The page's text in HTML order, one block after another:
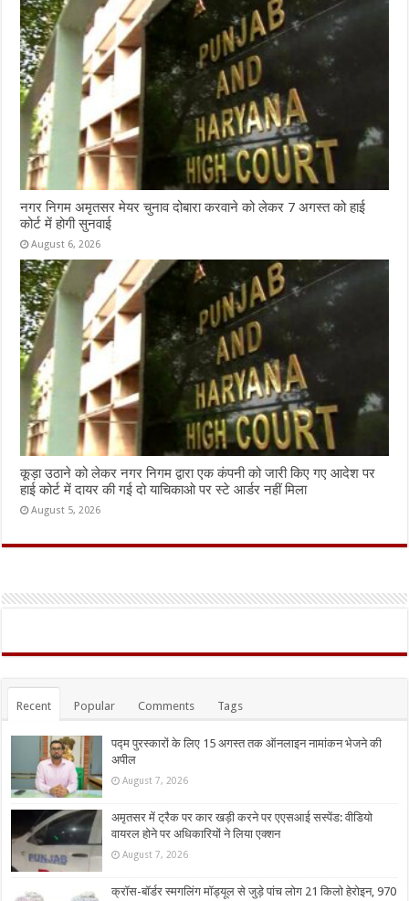
नगर निगम अमृतसर मेयर चुनाव दोबारा करवाने को लेकर 7 अगस्त को हाई
कोर्ट में होगी सुनवाई
August 6, 2026
कूड़ा उठाने को लेकर नगर निगम द्वारा एक कंपनी को जारी किए गए आदेश पर
हाई कोर्ट में दायर की गई दो याचिकाओ पर स्टे आर्डर नहीं मिला
August 5, 2026
Recent Popular Comments Tags
पद्म पुरस्कारों के लिए 15 अगस्त तक ऑनलाइन नामांकन भेजने की
अपील
August 7, 2026
अमृतसर में ट्रैक पर कार खड़ी करने पर एएसआई सस्पेंड: वीडियो
वायरल होने पर अधिकारियों ने लिया एक्शन
August 7, 2026
क्रॉस-बॉर्डर स्मगलिंग मॉड्यूल से जुड़े पांच लोग 21 किलो हेरोइन, 970